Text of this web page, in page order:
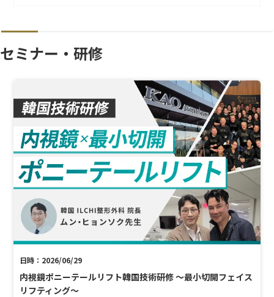
セミナー・研修
日時：2026/06/29
内視鏡ポニーテールリフト韓国技術研修 〜最小切開フェイス
リフティング〜